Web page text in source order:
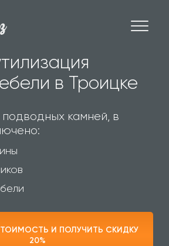
в Троицке
камней, в
И ПОЛУЧИТЬ СКИДКУ
20%